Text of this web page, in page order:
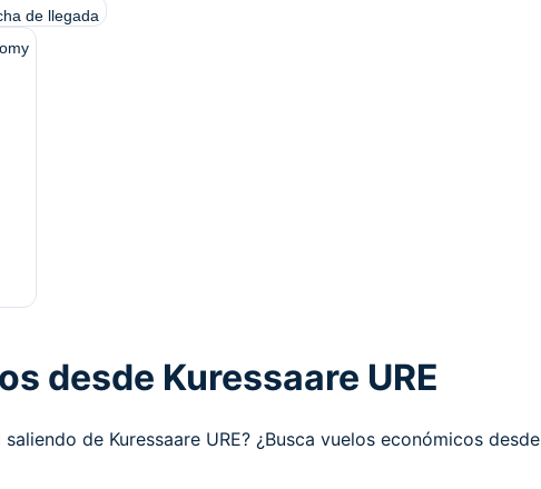
de llegada
desde Kuressaare URE
de Kuressaare URE? ¿Busca vuelos económicos desde